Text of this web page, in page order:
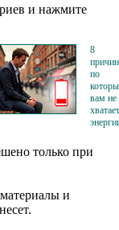
и нажмите
8
по
вам не
хватает
только при
и